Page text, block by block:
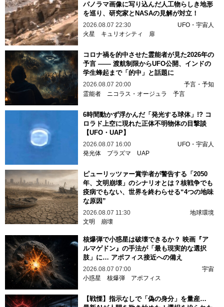
パノラマ画像に写り込んだ人工物らしき地形
を巡り、研究家とNASAの見解が対立！
2026.08.07 22:30
UFO・宇宙人
火星
キュリオシティ 扉
コロナ禍を的中させた霊能者が見た2026年の
予言 —— 渡航制限からUFO公開、インドの
学生蜂起まで「的中」と話題に
2026.08.07 20:00
予言・予知
霊能者
ニコラス・オージュラ 予言
6時間動かず浮かんだ「発光する球体」!? コ
ロラド上空に現れた正体不明物体の目撃談
【UFO・UAP】
2026.08.07 16:00
UFO・宇宙人
発光体
プラズマ UAP
ピューリッツァー賞学者が警告する「2050
年、文明崩壊」のシナリオとは？核戦争でも
疫病でもない、世界を終わらせる“4つの地味
な原因”
2026.08.07 11:30
地球環境
文明
崩壊
核爆弾で小惑星は破壊できるか？ 映画『ア
ルマゲドン』の手法が「最も現実的な選択
肢」に… アポフィス接近への備え
2026.08.07 07:00
宇宙
小惑星 核爆弾 アポフィス
【戦慄】指示なしで「偽の身分」を量産…